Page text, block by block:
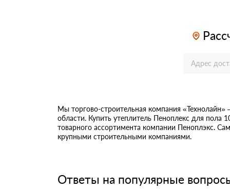
Мы торгово-строительная компания
области. Купить утеплитель Пеноплекс для
товарного ассортимента компании Пеноплэкс.
крупными строительными компаниями.
Ответы на популярные